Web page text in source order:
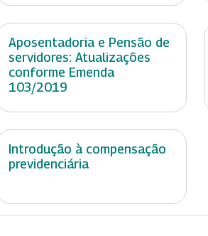
Aposentadoria e Pensão de
servidores: Atualizações
conforme Emenda
103/2019
Introdução à compensação
previdenciária